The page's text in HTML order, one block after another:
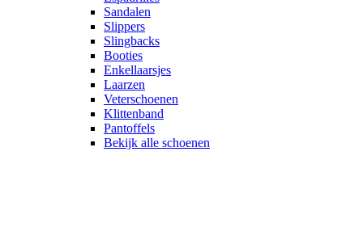
Sandalen
Slippers
Slingbacks
Booties
Enkellaarsjes
Laarzen
Veterschoenen
Klittenband
Pantoffels
Bekijk alle schoenen